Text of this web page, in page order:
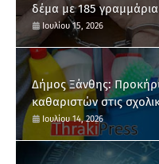
δέμα με 185
Ιουλίου 15, 2026
Δήμος Ξάνθης:
καθαριστών στις
Ιουλίου 14, 2026